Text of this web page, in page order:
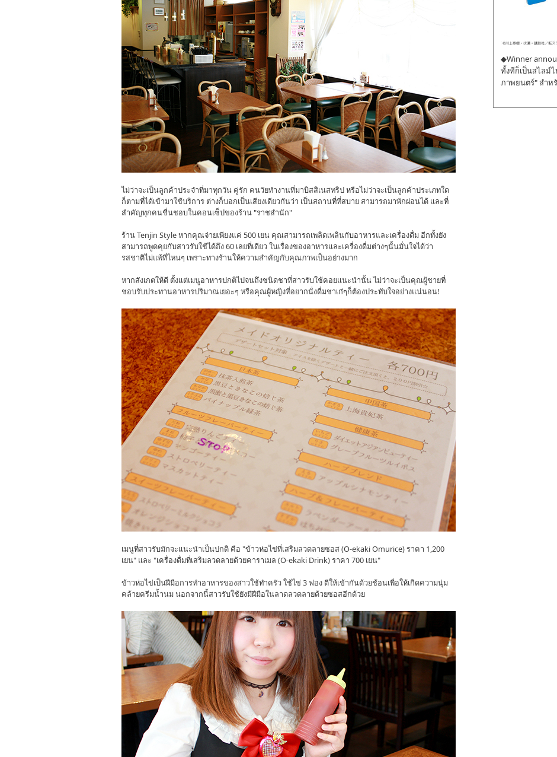
ไม่ว่าจะเป็นลูกค้าประจำที่มาทุกวัน คู่รัก คนวัยทำงานที่มาบิสสิเนสทริป หรือไม่ว่าจะเป็นลูกค้าประเภทใด
ก็ตามที่ได้เข้ามาใช้บริการ ต่างก็บอกเป็นเสียงเดียวกันว่า เป็นสถานที่ที่สบาย สามารถมาพักผ่อนได้ และที่
สำคัญทุกคนชื่นชอบในคอนเซ็ปของร้าน "ราชสำนัก"
ร้าน Tenjin Style หากคุณจ่ายเพียงแค่ 500 เยน คุณสามารถเพลิดเพลินกับอาหารและเครื่องดื่ม อีกทั้งยัง
สามารถพูดคุยกับสาวรับใช้ได้ถึง 60 เลยที่เดียว ในเรื่องของอาหารและเครื่องดื่มต่างๆนั้นมั่นใจได้ว่า
รสชาติไม่แพ้ที่ไหนๆ เพราะทางร้านให้ความสำคัญกับคุณภาพเป็นอย่างมาก
หากสังเกตให้ดี ตั้งแต่เมนูอาหารปกติไปจนถึงชนิดชาที่สาวรับใช้คอยแนะนำนั้น ไม่ว่าจะเป็นคุณผู้ชายที่
ชอบรับประทานอาหารปริมาณเยอะๆ หรือคุณผู้หญิงที่อยากนั่งดื่มชาเก๋ๆก็ต้องประทับใจอย่างแน่นอน!
เมนูที่สาวรับมักจะแนะนำเป็นปกติ คือ "ข้าวห่อไข่ที่เสริมลวดลายซอส (O-ekaki Omurice) ราคา 1,200
เยน" และ "เครื่องดื่มที่เสริมลวดลายด้วยคาราเมล (O-ekaki Drink) ราคา 700 เยน"
ข้าวห่อไข่เป็นฝีมือการทำอาหารของสาวใช้ทำครัว ใช้ไข่ 3 ฟอง ตีให้เข้ากันด้วยช้อนเพื่อให้เกิดความนุ่ม
คล้ายครีมน้ำนม นอกจากนี้สาวรับใช้ยังมีฝีมือในลาดลวดลายด้วยซอสอีกด้วย
◆Winner
ทั้งทีก็เป็นสไลม์ไ
ภาพยนตร์" สำห